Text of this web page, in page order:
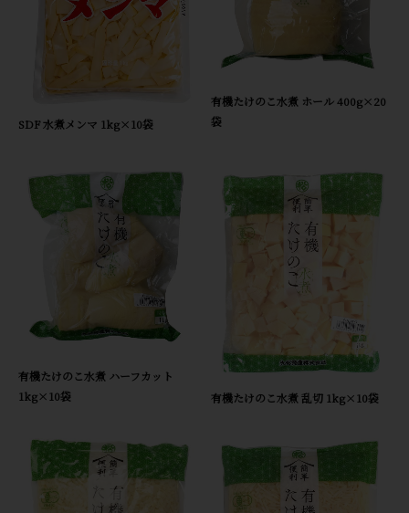
SDF 水煮メンマ 1kg×10袋
有機たけのこ水煮 ホール 400g×20
袋
有機たけのこ水煮 ハーフカット
1kg×10袋
有機たけのこ水煮 乱切 1kg×10袋